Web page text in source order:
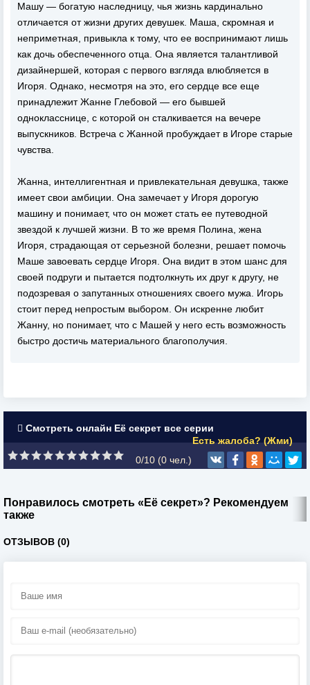
Машу — богатую наследницу, чья жизнь кардинально
отличается от жизни других девушек. Маша, скромная и
неприметная, привыкла к тому, что ее воспринимают лишь
как дочь обеспеченного отца. Она является талантливой
дизайнершей, которая с первого взгляда влюбляется в
Игоря. Однако, несмотря на это, его сердце все еще
принадлежит Жанне Глебовой — его бывшей
однокласснице, с которой он сталкивается на вечере
выпускников. Встреча с Жанной пробуждает в Игоре старые
чувства.
Жанна, интеллигентная и привлекательная девушка, также
имеет свои амбиции. Она замечает у Игоря дорогую
машину и понимает, что он может стать ее путеводной
звездой к лучшей жизни. В то же время Полина, жена
Игоря, страдающая от серьезной болезни, решает помочь
Маше завоевать сердце Игоря. Она видит в этом шанс для
своей подруги и пытается подтолкнуть их друг к другу, не
подозревая о запутанных отношениях своего мужа. Игорь
стоит перед непростым выбором. Он искренне любит
Жанну, но понимает, что с Машей у него есть возможность
быстро достичь материального благополучия.
Смотреть онлайн Её секрет все серии
Есть жалоба? (Жми)
0/10 (0 чел.)
Понравилось смотреть «Её секрет»? Рекомендуем
также
ОТЗЫВОВ (0)